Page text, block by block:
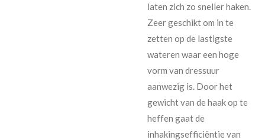
laten zich zo sneller haken.
Zeer geschikt om in te
zetten op de lastigste
wateren waar een hoge
vorm van dressuur
aanwezig is. Door het
gewicht van de haak op te
heffen gaat de
inhakingsefficiëntie van